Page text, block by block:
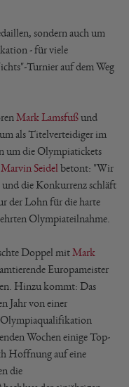
sondern auch um
- für viele
Turnier auf dem Weg
Mark Lamsfußund
als Titelverteidiger im
um die Olympiatickets
Marvin Seidel betont: "Wir
und die Konkurrenz schläft
der Lohn für die harte
Olympiateilnahme.
Doppel mitMark
amtierende Europameister
Hinzu kommt: Das
Jahr von einer
Olympiaqualifikation
Wochen einige Top-
Hoffnung auf eine
die